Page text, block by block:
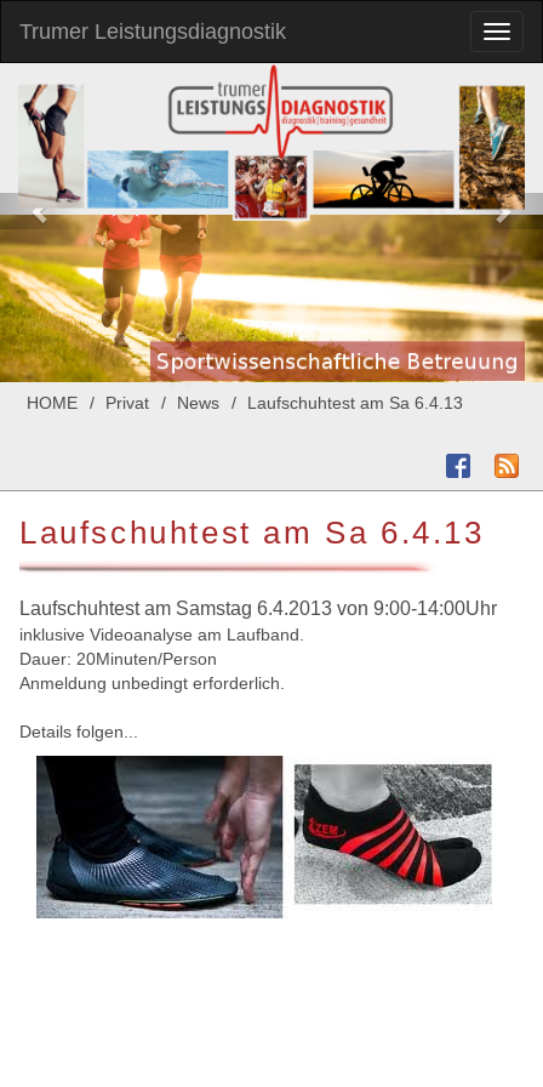
Trumer Leistungsdiagnostik
HOME Privat News Laufschuhtest am Sa 6.4.13
Laufschuhtest am Sa 6.4.13
Laufschuhtest am Samstag 6.4.2013 von 9:00-14:00Uhr
inklusive Videoanalyse am Laufband.
Dauer: 20Minuten/Person
Anmeldung unbedingt erforderlich.
Details folgen...